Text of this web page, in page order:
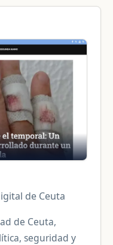
de Ceuta
de Ceuta,
seguridad y